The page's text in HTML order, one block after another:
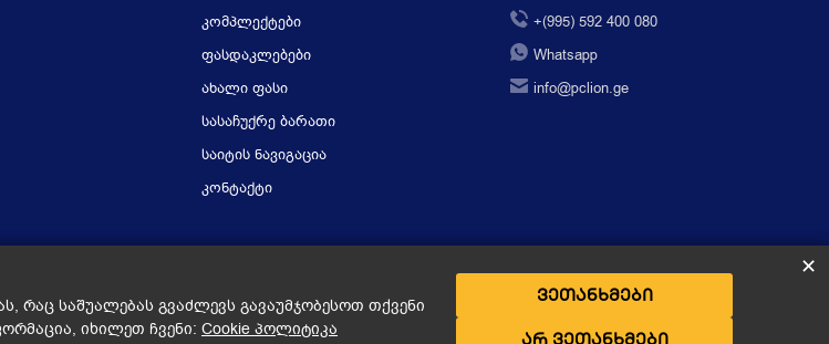
კომპლექტები
ფასდაკლებები
ახალი ფასი
სასაჩუქრე ბარათი
საიტის ნავიგაცია
კონტაქტი
+(995) 592 400 080
Whatsapp
info@pclion.ge
რაც საშუალებას გვაძლევს გავაუმჯობესოთ თქვენი
იხილეთ ჩვენი: Cookie პოლიტიკა
ვეთანხმები
არ ვეთანხმები
✕